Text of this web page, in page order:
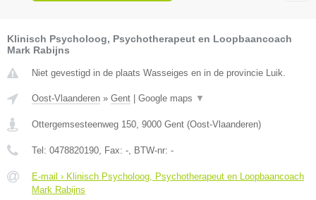
Klinisch Psycholoog, Psychotherapeut en Loopbaancoach
Mark Rabijns
Niet gevestigd in de plaats Wasseiges en in de provincie Luik.
Oost-Vlaanderen » Gent | Google maps ▼
Ottergemsesteenweg 150 9000 Gent (Oost-Vlaanderen)
Tel: 0478820190 , Fax: - , BTW-nr: -
E-mail › Klinisch Psycholoog, Psychotherapeut en Loopbaancoach
Mark Rabijns